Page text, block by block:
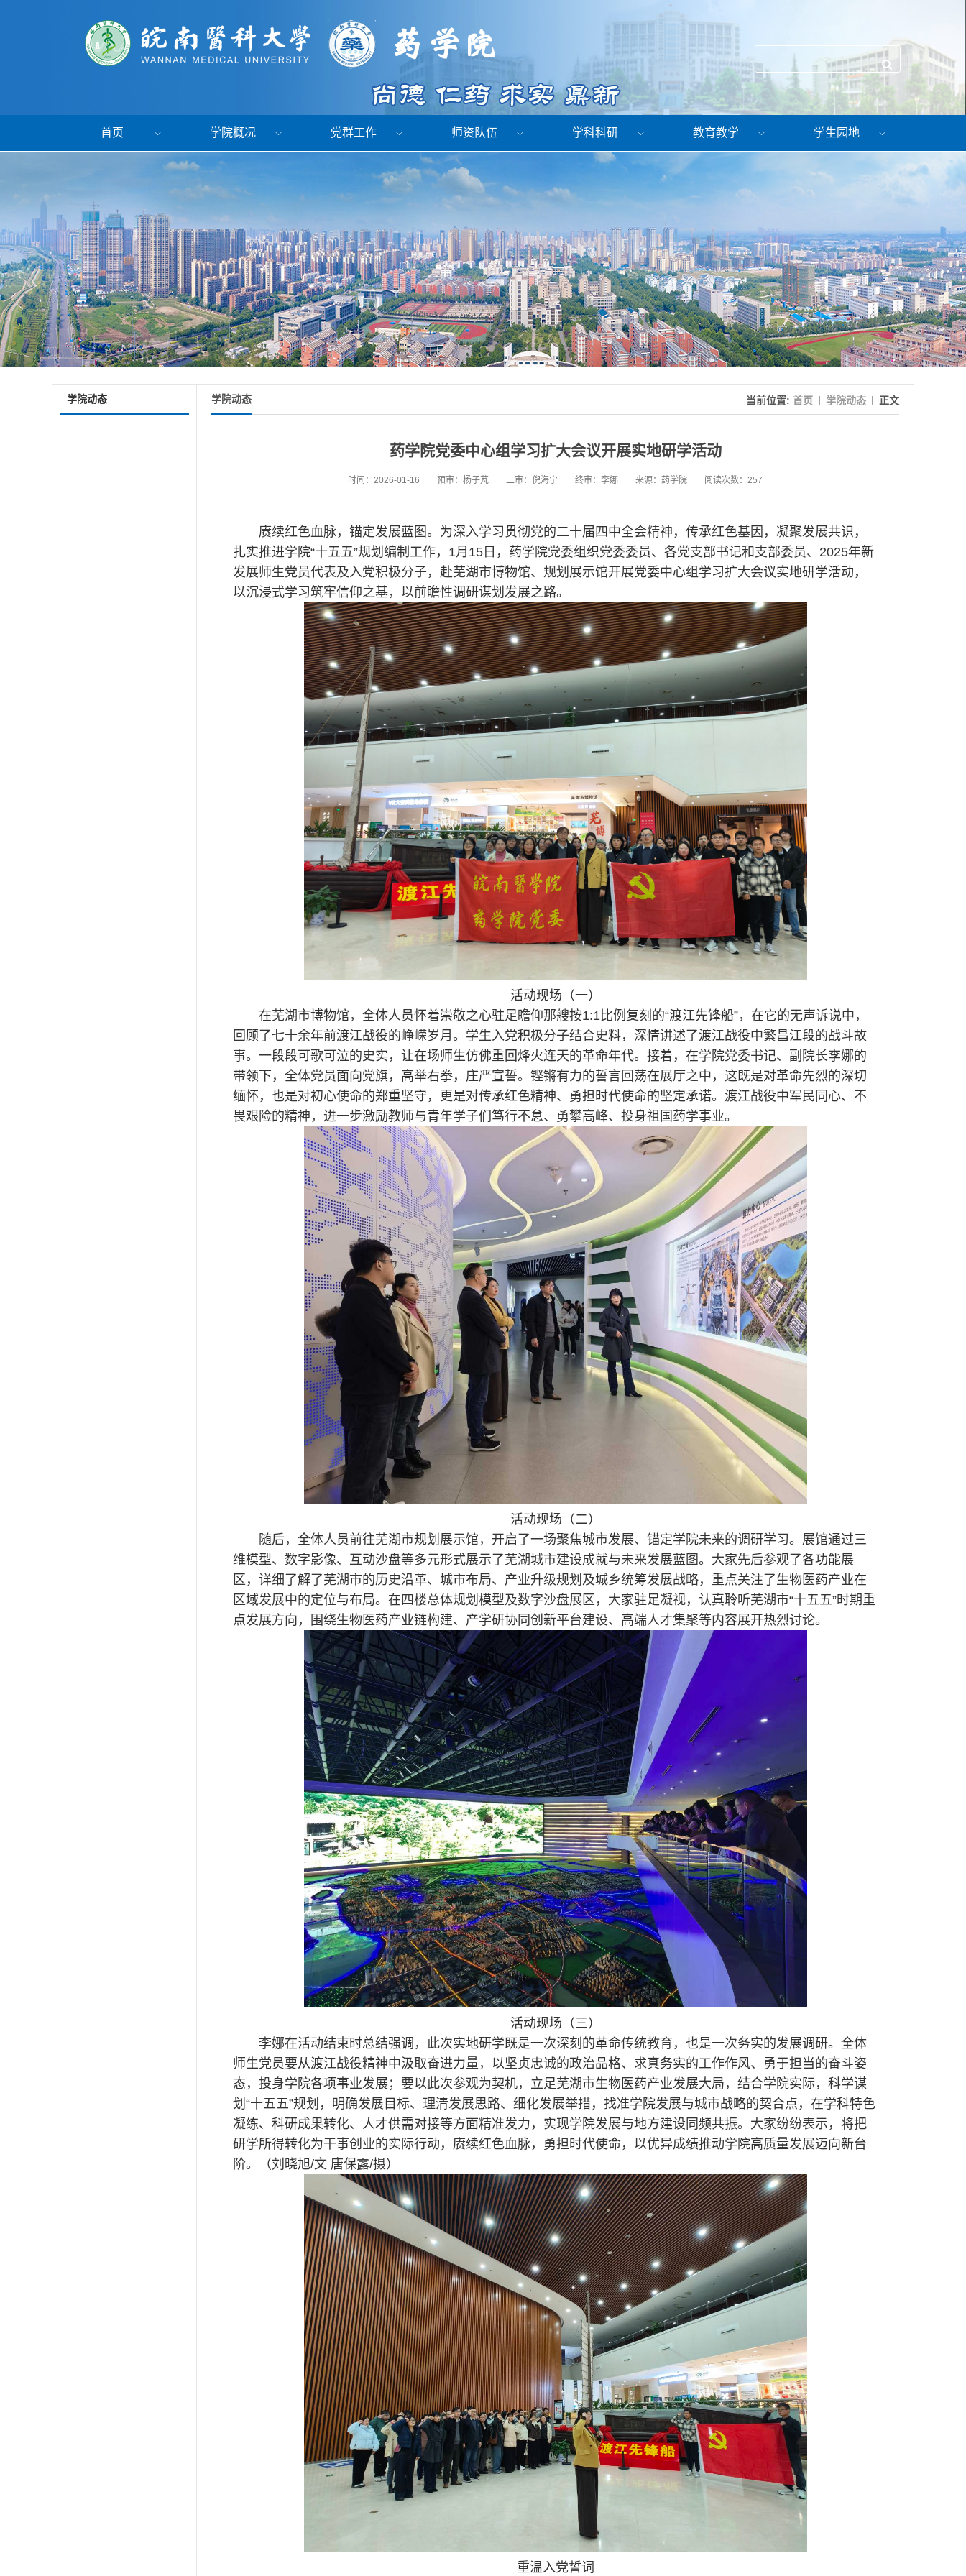
首页 学院概况 党群工作 师资队伍 学科科研 教育教学 学生园地
学院动态 学院动态 当前位置: 首页 学院动态 正文
药学院党委中心组学习扩大会议开展实地研学活动
时间：2026-01-16 预审：杨子芃 二审：倪海宁 终审：李娜 来源：药学院 阅读次数： 257
赓续红色血脉，锚定发展蓝图。为深入学习贯彻党的二十届四中全会精神，传承红色基因，凝聚发展共识，
扎实推进学院“十五五”规划编制工作，1月15日，药学院党委组织党委委员、各党支部书记和支部委员、2025年新
发展师生党员代表及入党积极分子，赴芜湖市博物馆、规划展示馆开展党委中心组学习扩大会议实地研学活动，
以沉浸式学习筑牢信仰之基，以前瞻性调研谋划发展之路。
活动现场（一）
在芜湖市博物馆，全体人员怀着崇敬之心驻足瞻仰那艘按1:1比例复刻的“渡江先锋船”，在它的无声诉说中，
回顾了七十余年前渡江战役的峥嵘岁月。学生入党积极分子结合史料，深情讲述了渡江战役中繁昌江段的战斗故
事。一段段可歌可泣的史实，让在场师生仿佛重回烽火连天的革命年代。接着，在学院党委书记、副院长李娜的
带领下，全体党员面向党旗，高举右拳，庄严宣誓。铿锵有力的誓言回荡在展厅之中，这既是对革命先烈的深切
缅怀，也是对初心使命的郑重坚守，更是对传承红色精神、勇担时代使命的坚定承诺。渡江战役中军民同心、不
畏艰险的精神，进一步激励教师与青年学子们笃行不怠、勇攀高峰、投身祖国药学事业。
活动现场（二）
随后，全体人员前往芜湖市规划展示馆，开启了一场聚焦城市发展、锚定学院未来的调研学习。展馆通过三
维模型、数字影像、互动沙盘等多元形式展示了芜湖城市建设成就与未来发展蓝图。大家先后参观了各功能展
区，详细了解了芜湖市的历史沿革、城市布局、产业升级规划及城乡统筹发展战略，重点关注了生物医药产业在
区域发展中的定位与布局。在四楼总体规划模型及数字沙盘展区，大家驻足凝视，认真聆听芜湖市“十五五”时期重
点发展方向，围绕生物医药产业链构建、产学研协同创新平台建设、高端人才集聚等内容展开热烈讨论。
活动现场（三）
李娜在活动结束时总结强调，此次实地研学既是一次深刻的革命传统教育，也是一次务实的发展调研。全体
师生党员要从渡江战役精神中汲取奋进力量，以坚贞忠诚的政治品格、求真务实的工作作风、勇于担当的奋斗姿
态，投身学院各项事业发展；要以此次参观为契机，立足芜湖市生物医药产业发展大局，结合学院实际，科学谋
划“十五五”规划，明确发展目标、理清发展思路、细化发展举措，找准学院发展与城市战略的契合点，在学科特色
凝练、科研成果转化、人才供需对接等方面精准发力，实现学院发展与地方建设同频共振。大家纷纷表示，将把
研学所得转化为干事创业的实际行动，赓续红色血脉，勇担时代使命，以优异成绩推动学院高质量发展迈向新台
阶。（刘晓旭/文 唐保露/摄）
重温入党誓词